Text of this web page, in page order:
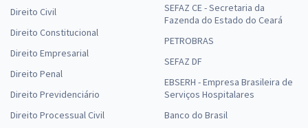
Direito Civil
Direito Constitucional
Direito Empresarial
Direito Penal
Direito Previdenciário
Direito Processual Civil
SEFAZ CE - Secretaria da
Fazenda do Estado do Ceará
PETROBRAS
SEFAZ DF
EBSERH - Empresa Brasileira de
Serviços Hospitalares
Banco do Brasil